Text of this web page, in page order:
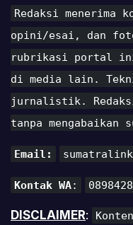
Redaksi
opini/esai, dan
rubrikasi portal ini
di media lain.
jurnalistik. Redaksi
tanpa mengabaikan
Email:
Kontak WA:
DISCLAIMER: